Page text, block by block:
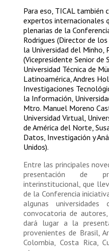
Para eso, TICAL también
expertos internacionales
plenarias de la
Rodrigues (Director de
la Universidad del Minho,
(Vicepresidente Senior de
Universidad Técnica de
Latinoamérica, Andres
Investigaciones
la Información,
Mtro. Manuel Moreno
Universidad Virtual,
de América del Norte,
Datos, Investigación y
Unidos).
Entre las principales
presentación de
interinstitucional, que
de la Conferencia
algunas
convocatoria de
dará lugar a la
provenientes de Brasil,
Colombia, Costa Rica,